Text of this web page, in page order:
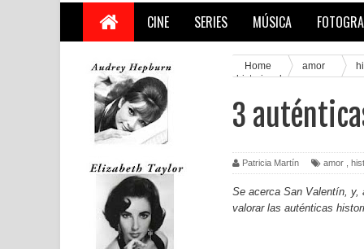
CINE SERIES MÚSICA
Home amor
historias de amor
3
Patricia Martín amor
Se acerca San Valentín, y,
valorar las auténticas